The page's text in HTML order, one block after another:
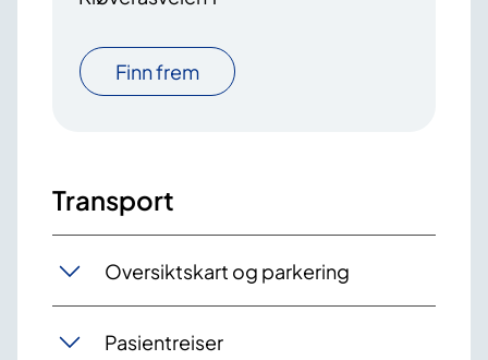
Finn frem
Transport
Oversiktskart og parkering
Pasientreiser